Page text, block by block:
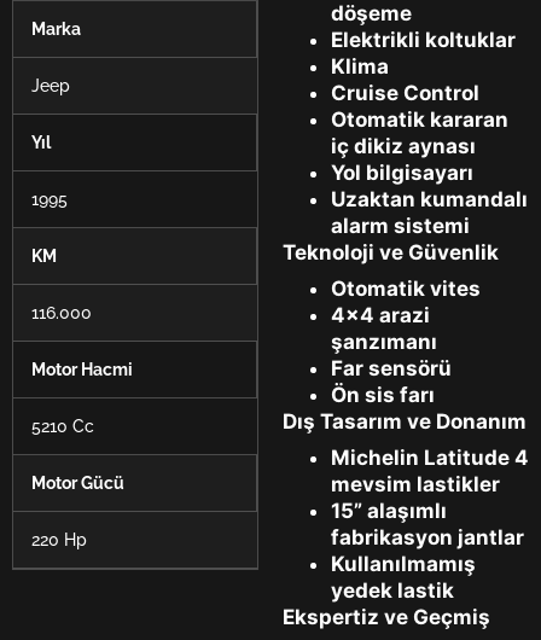
Marka
Jeep
Yıl
1995
KM
116.000
Motor Hacmi
5210 Cc
Motor Gücü
220 Hp
döşeme
Elektrikli koltuklar
Klima
Cruise Control
Otomatik kararan
iç dikiz aynası
Yol bilgisayarı
Uzaktan kumandalı
alarm sistemi
Teknoloji ve Güvenlik
Otomatik vites
4×4 arazi
şanzımanı
Far sensörü
Ön sis farı
Dış Tasarım ve Donanım
Michelin Latitude 4
mevsim lastikler
15” alaşımlı
fabrikasyon jantlar
Kullanılmamış
yedek lastik
Ekspertiz ve Geçmiş